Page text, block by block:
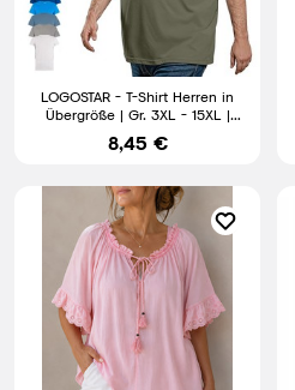
LOGOSTAR - T-Shirt Herren in
Übergröße | Gr. 3XL - 15XL |
100% Baumwolle
8,45 €